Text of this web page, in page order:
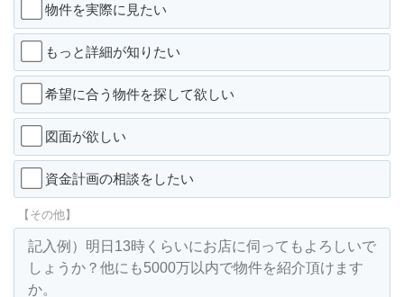
物件を実際に見たい
もっと詳細が知りたい
希望に合う物件を探して欲しい
図面が欲しい
資金計画の相談をしたい
【その他】